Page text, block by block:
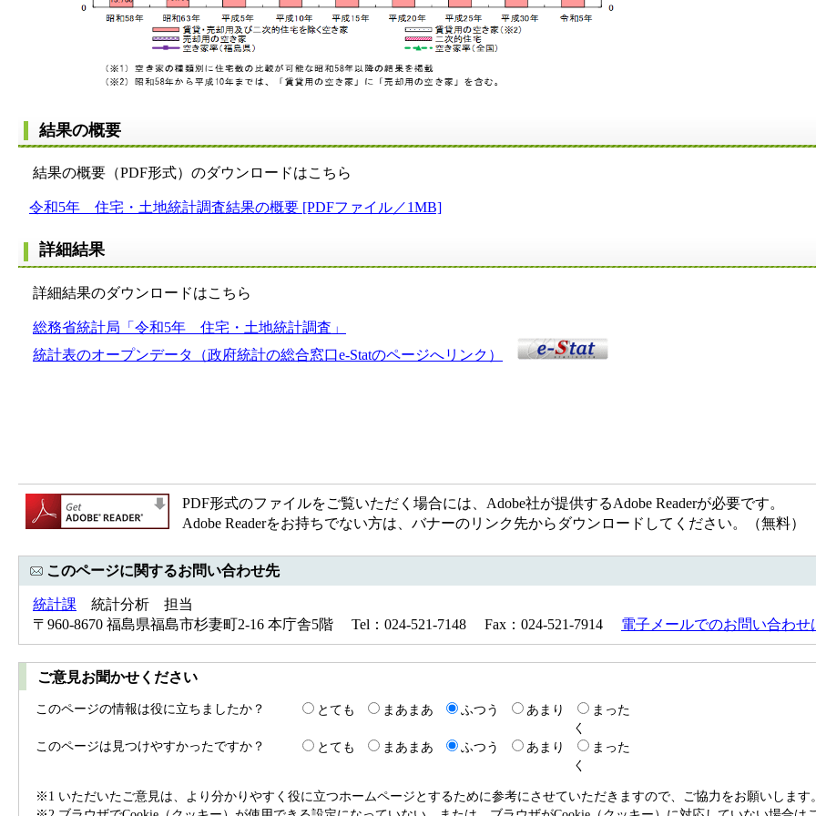
結果の概要
結果の概要（PDF形式）のダウンロードはこちら
令和5年 住宅・土地統計調査結果の概要 [PDFファイル／1MB]
詳細結果
詳細結果のダウンロードはこちら
総務省統計局「令和5年 住宅・土地統計調査」
統計表のオープンデータ（政府統計の総合窓口e-Statのページへリンク）
PDF形式のファイルをご覧いただく場合には、Adobe社が提供するAdobe Readerが必要です。
Adobe Readerをお持ちでない方は、バナーのリンク先からダウンロードしてください。（無料）
このページに関するお問い合わせ先
統計課 統計分析 担当
〒960-8670 福島県福島市杉妻町2-16 本庁舎5階 Tel：024-521-7148 Fax：024-521-7914 電子メールでのお問い合わせ
ご意見お聞かせください
このページの情報は役に立ちましたか？ とても まあまあ ふつう あまり
まった
く
このページは見つけやすかったですか？
とても まあまあ ふつう あまり
まった
く
※1 いただいたご意見は、より分かりやすく役に立つホームページとするために参考にさせていただきますので、ご協力をお願いします